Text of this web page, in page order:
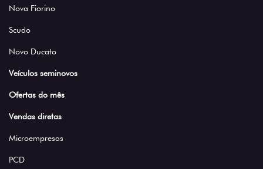
Nova Fiorino
Scudo
Novo Ducato
Veículos seminovos
Ofertas do mês
Vendas diretas
Microempresas
PCD